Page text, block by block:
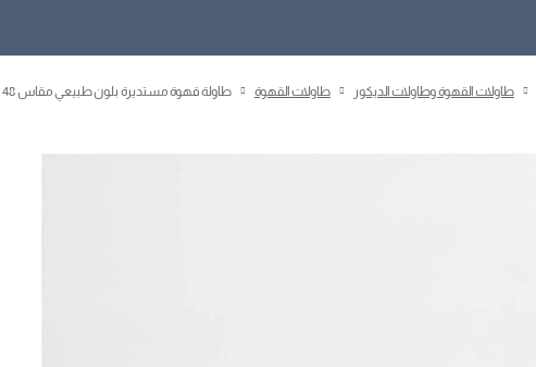
طاولات القهوة وطاولات الديكور طاولات القهوة طاولة قهوة مستديرة بلون طبيعي مقاس 48 بوصة من كليرمونت